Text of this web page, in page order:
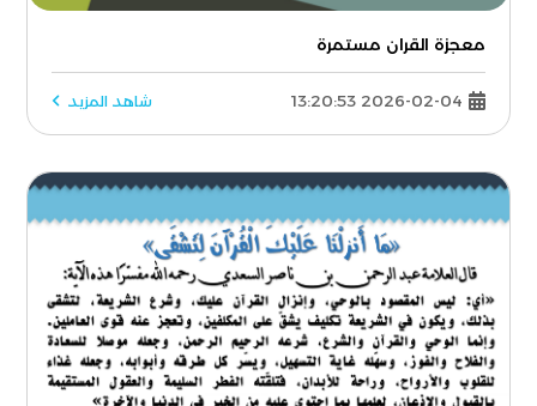
معجزة القران مستمرة
2026-02-04 13:20:53 شاهد المزيد